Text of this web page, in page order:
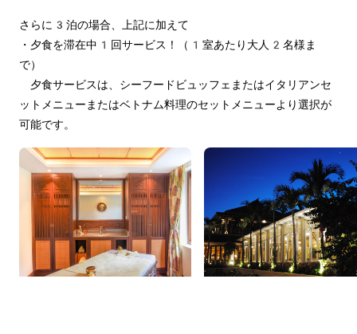
さらに3泊の場合、上記に加えて
・夕食を滞在中1回サービス！（1室あたり大人2名様ま
で）
夕食サービスは、シーフードビュッフェまたはイタリアンセ
ットメニューまたはベトナム料理のセットメニューより選択が
可能です。